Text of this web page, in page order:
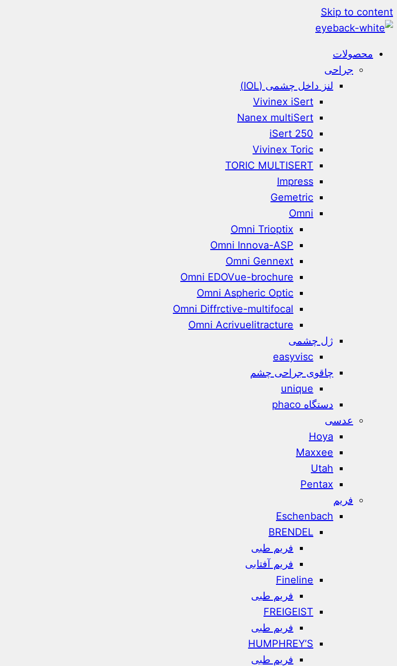
Skip to content
محصولات
جراحی
لنز داخل چشمی (IOL)
Vivinex iSert
Nanex multiSert
iSert 250
Vivinex Toric
TORIC MULTISERT
Impress
Gemetric
Omni
Omni Trioptix
Omni Innova-ASP
Omni Gennext
Omni EDOVue-brochure
Omni Aspheric Optic
Omni Diffrctive-multifocal
Omni Acrivuelitracture
ژل چشمی
easyvisc
چاقوی جراحی چشم
unique
دستگاه phaco
عدسی
Hoya
Maxxee
Utah
Pentax
فریم
Eschenbach
BRENDEL
فریم طبی
فریم آفتابی
Fineline
فریم طبی
FREIGEIST
فریم طبی
HUMPHREY’S
فریم طبی